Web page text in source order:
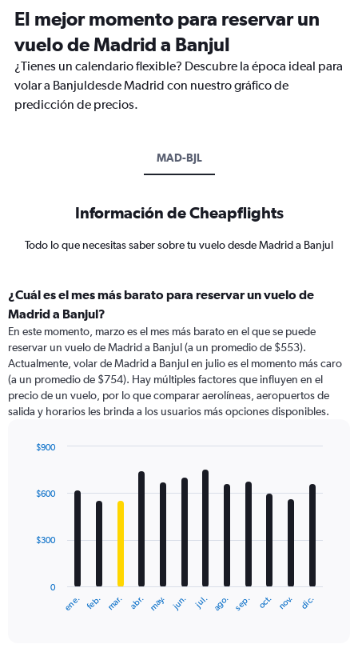
El mejor momento para reservar un
vuelo de Madrid a Banjul
¿Tienes un calendario flexible? Descubre la época ideal para
volar a Banjuldesde Madrid con nuestro gráfico de
predicción de precios.
MAD-BJL
Información de Cheapflights
Todo lo que necesitas saber sobre tu vuelo desde Madrid a Banjul
¿Cuál es el mes más barato para reservar un vuelo de
Madrid a Banjul?
En este momento, marzo es el mes más barato en el que se puede
reservar un vuelo de Madrid a Banjul (a un promedio de $553).
Actualmente, volar de Madrid a Banjul en julio es el momento más caro
(a un promedio de $754). Hay múltiples factores que influyen en el
precio de un vuelo, por lo que comparar aerolíneas, aeropuertos de
salida y horarios les brinda a los usuarios más opciones disponibles.
with
12
The
ene. feb. mar. abr. may. jun. jul. ago. sep. oct. nov. dic.
0
$300
$600
$900